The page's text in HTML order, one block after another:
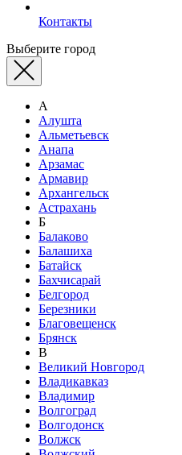
Контакты
Выберите город
А
Алушта
Альметьевск
Анапа
Арзамас
Армавир
Архангельск
Астрахань
Б
Балаково
Балашиха
Батайск
Бахчисарай
Белгород
Березники
Благовещенск
Брянск
В
Великий Новгород
Владикавказ
Владимир
Волгоград
Волгодонск
Волжск